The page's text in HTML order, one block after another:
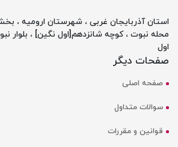
استان آذربایجان غربی ، شهرستان ارومیه ،
اول
صفحات دیگر
صفحه اصلی
سوالات متداول
قوانین و مقررات